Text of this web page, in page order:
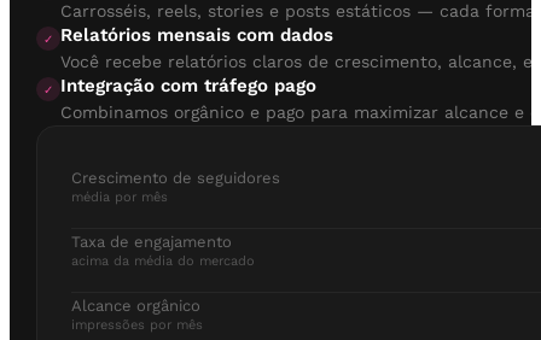
Carrosséis, reels, stories e posts estáticos — cada
✓ Relatórios mensais com dados
Você recebe relatórios claros de crescimento, alcance,
✓ Integração com tráfego pago
Combinamos orgânico e pago para maximizar alcance e
Crescimento de seguidores
média por mês
Taxa de engajamento
acima da média do mercado
Alcance orgânico
impressões por mês